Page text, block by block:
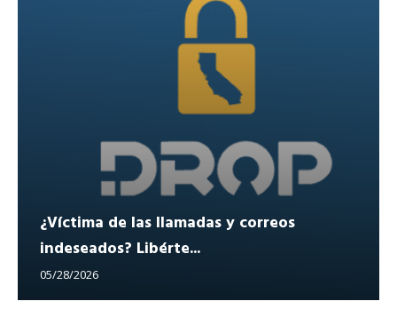
¿Víctima de las llamadas y correos
indeseados? Libérte...
05/28/2026